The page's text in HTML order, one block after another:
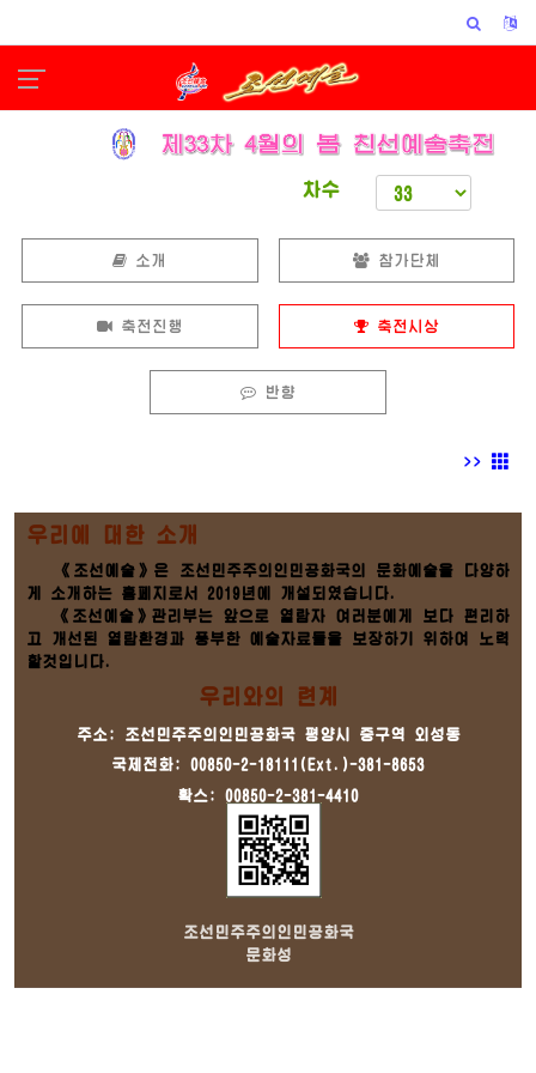
차수
소개 참가단체
축전진행 축전시상
반향
>>
우리에 대한 소개
《조선예술》은 조선민주주의인민공화국의 문화예술을 다양하
게 소개하는 홈페지로서 2019년에 개설되였습니다.
《조선예술》관리부는 앞으로 열람자 여러분에게 보다 편리하
고 개선된 열람환경과 풍부한 예술자료들을 보장하기 위하여 노력
할것입니다.
우리와의 련계
주소: 조선민주주의인민공화국 평양시 중구역 외성동
국제전화: 00850-2-18111(Ext.)-381-8653
확스: 00850-2-381-4410
조선민주주의인민공화국
문화성